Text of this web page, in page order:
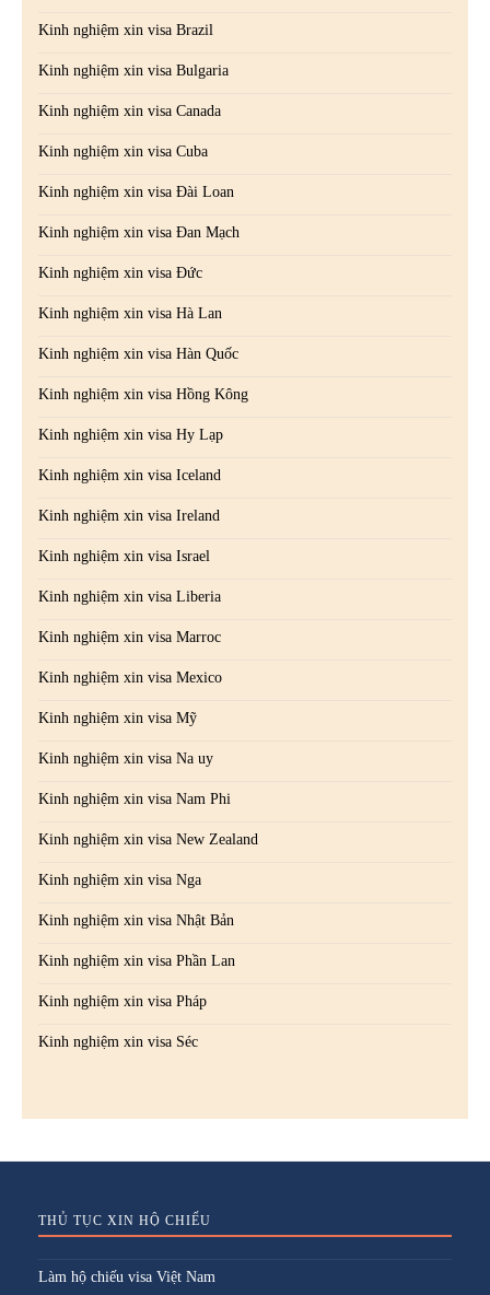
Kinh nghiệm xin visa Brazil
Kinh nghiệm xin visa Bulgaria
Kinh nghiệm xin visa Canada
Kinh nghiệm xin visa Cuba
Kinh nghiệm xin visa Đài Loan
Kinh nghiệm xin visa Đan Mạch
Kinh nghiệm xin visa Đức
Kinh nghiệm xin visa Hà Lan
Kinh nghiệm xin visa Hàn Quốc
Kinh nghiệm xin visa Hồng Kông
Kinh nghiệm xin visa Hy Lạp
Kinh nghiệm xin visa Iceland
Kinh nghiệm xin visa Ireland
Kinh nghiệm xin visa Israel
Kinh nghiệm xin visa Liberia
Kinh nghiệm xin visa Marroc
Kinh nghiệm xin visa Mexico
Kinh nghiệm xin visa Mỹ
Kinh nghiệm xin visa Na uy
Kinh nghiệm xin visa Nam Phi
Kinh nghiệm xin visa New Zealand
Kinh nghiệm xin visa Nga
Kinh nghiệm xin visa Nhật Bản
Kinh nghiệm xin visa Phần Lan
Kinh nghiệm xin visa Pháp
Kinh nghiệm xin visa Séc
THỦ TỤC XIN HỘ CHIẾU
Làm hộ chiếu visa Việt Nam